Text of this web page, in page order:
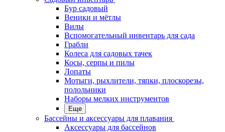
Бур садовый
Веники и мётлы
Вилы
Вспомогательный инвентарь для сада
Грабли
Колеса для садовых тачек
Косы, серпы и пилы
Лопаты
Мотыги, рыхлители, тяпки, плоскорезы,
полольники
Наборы мелких инструментов
Еще
Бассейны и аксессуары для плавания
Аксессуары для бассейнов